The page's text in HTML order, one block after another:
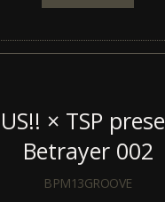
× TSP
Betrayer 002
BPM13GROOVE